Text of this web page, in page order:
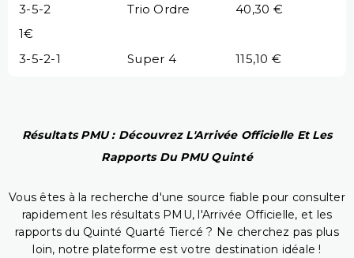
3-5-2
Trio Ordre
40,30 €
1€
3-5-2-1
Super 4 115,10 €
Résultats PMU : Découvrez L'Arrivée Officielle Et Les
Rapports Du PMU Quinté
Vous êtes à la recherche d'une source fiable pour consulter
rapidement les résultats PMU, l'Arrivée Officielle, et les
rapports du Quinté Quarté Tiercé ? Ne cherchez pas plus
loin, notre plateforme est votre destination idéale !